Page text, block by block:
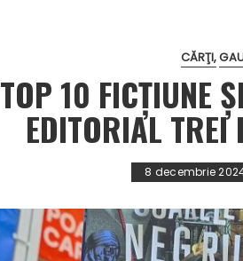
CĂRŢI
TOP 10 FICȚIUNE
EDITORIAL
8 decembrie